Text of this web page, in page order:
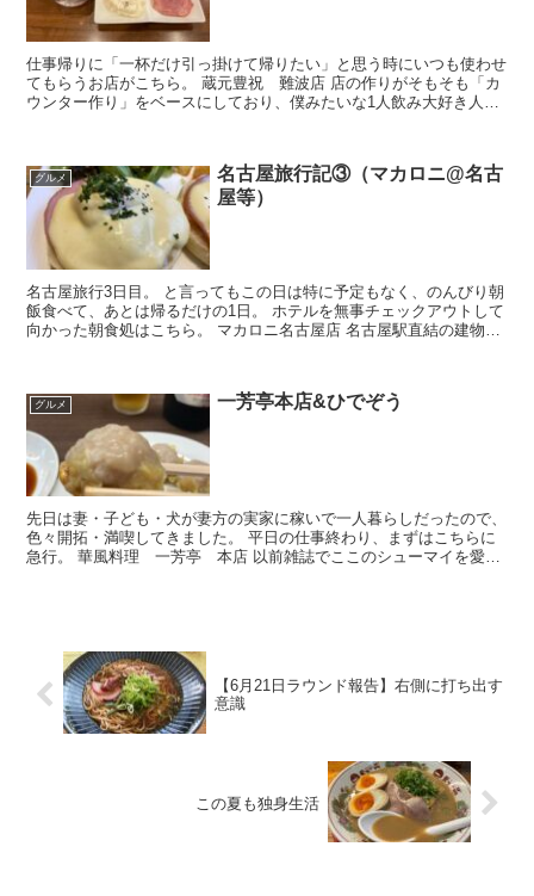
仕事帰りに「一杯だけ引っ掛けて帰りたい」と思う時にいつも使わせ
てもらうお店がこちら。 蔵元豊祝 難波店 店の作りがそもそも「カ
ウンター作り」をベースにしており、僕みたいな1人飲み大好き人間
グルメ
名古屋旅行記③（マカロニ@名古
屋等）
名古屋旅行3日目。 と言ってもこの日は特に予定もなく、のんびり朝
飯食べて、あとは帰るだけの1日。 ホテルを無事チェックアウトして
向かった朝食処はこちら。 マカロニ名古屋店 名古屋駅直結の建物に
グルメ 一芳亭本店&ひでぞう
先日は妻・子ども・犬が妻方の実家に稼いで一人暮らしだったので、
色々開拓・満喫してきました。 平日の仕事終わり、まずはこちらに
急行。 華風料理 一芳亭 本店 以前雑誌でここのシューマイを愛し
【6月21日ラウンド報告】右側に打ち出す
意識
この夏も独身生活